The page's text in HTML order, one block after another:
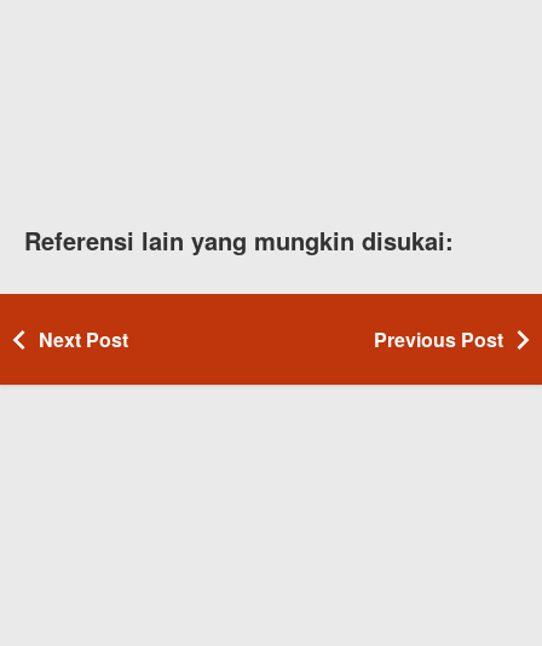
Referensi lain yang mungkin disukai:
Next Post Previous Post